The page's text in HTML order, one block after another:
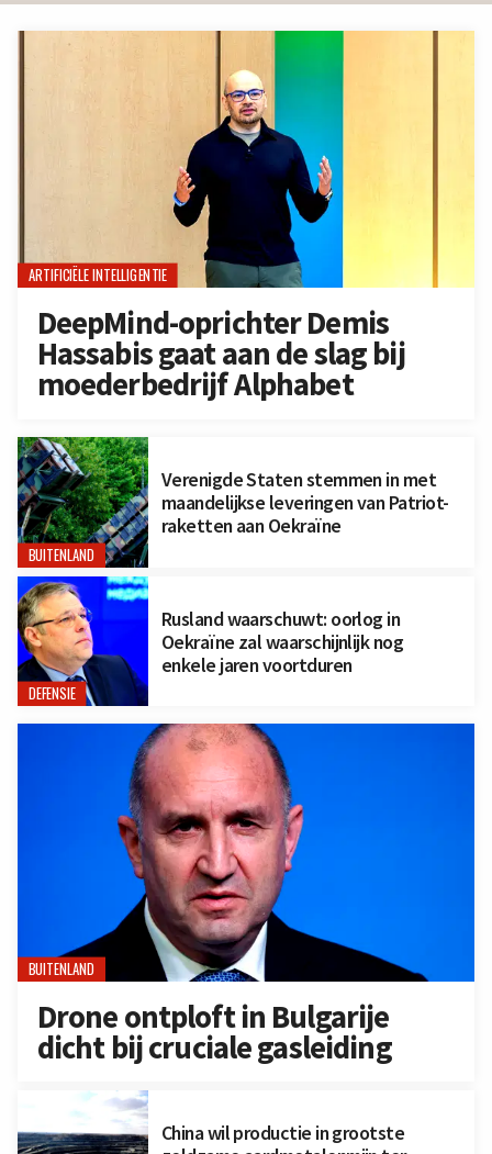
ARTIFICIËLE INTELLIGENTIE
DeepMind-oprichter Demis
Hassabis gaat aan de slag bij
moederbedrijf Alphabet
BUITENLAND
Verenigde Staten stemmen in met
maandelijkse leveringen van Patriot-
raketten aan Oekraïne
DEFENSIE
Rusland waarschuwt: oorlog in
Oekraïne zal waarschijnlijk nog
enkele jaren voortduren
BUITENLAND
Drone ontploft in Bulgarije
dicht bij cruciale gasleiding
China wil productie in grootste